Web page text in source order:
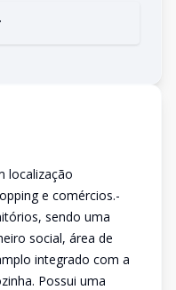
localização
e comércios.-
sendo uma
social, área de
integrado com a
Possui uma